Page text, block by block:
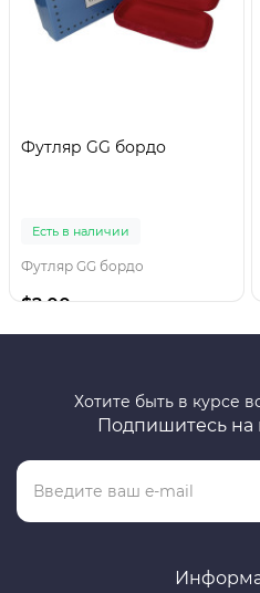
Футляр GG бордо
Есть в наличии
Футляр GG бордо
$2.00
Хотите быть в курсе
Подпишитесь на